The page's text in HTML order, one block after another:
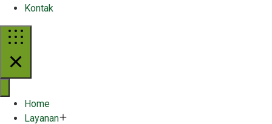
Kontak
Home
Layanan